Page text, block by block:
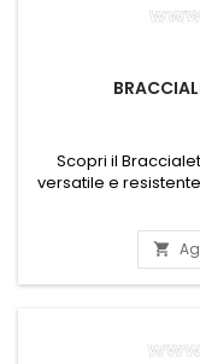
Scopri il
versatile e
Realizzato con
senza pari,
aggiungere un
intrecciato e i
